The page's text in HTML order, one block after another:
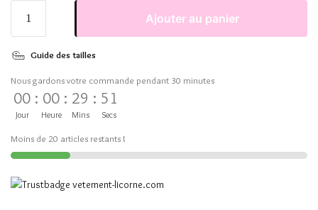
Ajouter au panier
Guide des tailles
Nous gardons votre commande pendant 30 minutes
00
Jour
: 00
Heure
: 29
Mins
: 50
Secs
Moins de 20 articles restants !